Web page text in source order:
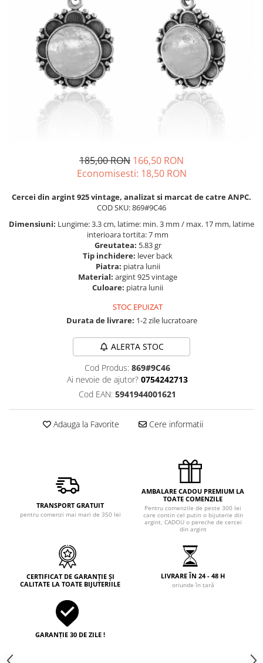
PIERCING
SETURI BIJUTERII
ACE DE CRAVATA
BRATARI PENTRU PICIOR
BRATARA TIP ROZARIU
LANTURI TIP ROZARIU
185,00 RON 166,50 RON
Economisesti: 18,50 RON
Cercei din argint 925 vintage, analizat si marcat de catre ANPC.
COD SKU: 869#9C46
Dimensiuni: Lungime: 3.3 cm, latime: min. 3 mm / max. 17 mm, latime
interioara tortita: 7 mm
Greutatea: 5.83 gr
Tip inchidere: lever back
Piatra: piatra lunii
Material: argint 925 vintage
Culoare: piatra lunii
STOC EPUIZAT
Durata de livrare: 1-2 zile lucratoare
ALERTA STOC
Cod Produs: 869#9C46
Ai nevoie de ajutor? 0754242713
Cod EAN: 5941944001621
Adauga la Favorite Cere informatii
TRANSPORT GRATUIT
pentru comenzi mai mari de 350 lei
AMBALARE CADOU PREMIUM LA
TOATE COMENZILE
Pentru comenzile de peste 300 lei
care contin cel putin o bijuterie din
argint, CADOU o pereche de cercei
din argint
CERTIFICAT DE GARANȚIE ȘI
CALITATE LA TOATE BIJUTERIILE
LIVRARE ÎN 24 - 48 H
oriunde în țară
GARANȚIE 30 DE ZILE !